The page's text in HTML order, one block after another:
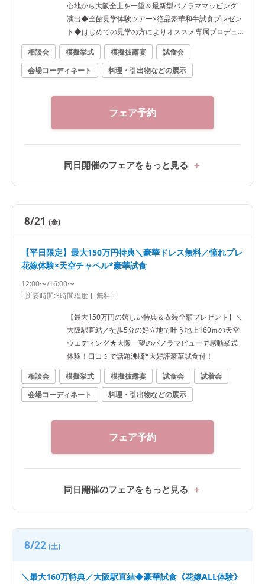
心地から大阪全土を一望＆最新型パノラママッピング
演出◆全館見学体験ツアー×絶品豪華和牛試食プレゼン
ト◆はじめての見学の方によりオススメ専属プロデュ
ーサー付きフェア★ 【ご試着会について】提携ドレス
ショップにて別途お時間をいただいてのご案内となり
ます。ご希望の際は事前にお問い合わせください。 経
に入りの1着を見つけましょう♪
相談会 模擬挙式 模擬披露宴
試食会
会場コーディネート
料理・引出物などの展示
フェア予約
同日開催のフェアをもっと見る
8/21 (金)
【平日限定】最大150万円特典＼豪華ドレス無料／憧れプレ
花嫁体験×天空チャペル*豪華試食
12:00〜/16:00〜
[ 所要時間:3時間程度][ 無料 ]
【最大150万円の嬉しい特典＆衣装全額プレゼント】＼
大阪駅直結／徒歩5分の好立地で叶う地上160ｍの天空
ウエディング★大阪一望のパノラマビューで感動挙式
体験！口コミで話題沸騰*大好評豪華試食付！
相談会
模擬挙式 模擬披露宴 試食会
試着会
会場コーディネート
料理・引出物などの展示
フェア予約
同日開催のフェアをもっと見る
8/22 (土)
＼最大160万特典／大阪駅直結◆豪華試食《花嫁ALL体験》